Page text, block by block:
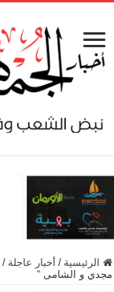
الرئيسية / أخبار عاجلة /
مجدي و الشامى “